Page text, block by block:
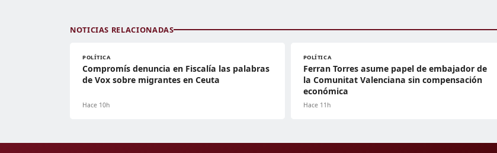
NOTICIAS RELACIONADAS
POLÍTICA
Compromís denuncia en Fiscalía las palabras
de Vox sobre migrantes en Ceuta
Hace 10h
POLÍTICA
Ferran Torres asume papel de embajador de
la Comunitat Valenciana sin compensación
económica
Hace 11h